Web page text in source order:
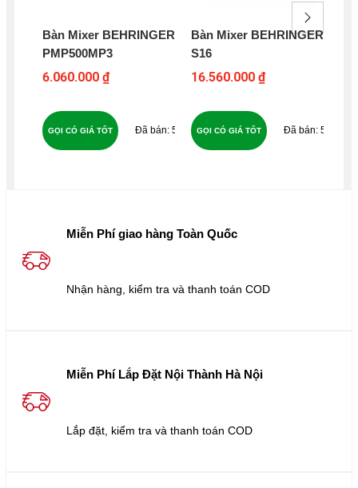
Bàn Mixer BEHRINGER
PMP500MP3
6.060.000 ₫
55
GỌI CÓ GIÁ TỐT
Bàn Mixer BEHRINGER
S16
16.560.000 ₫
54
GỌI CÓ GIÁ TỐT
Miễn Phí giao hàng Toàn Quốc
Nhận hàng, kiểm tra và thanh toán COD
Miễn Phí Lắp Đặt Nội Thành Hà Nội
Lắp đặt, kiểm tra và thanh toán COD